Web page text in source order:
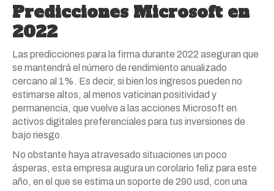
Predicciones Microsoft en
2022
Las predicciones para la firma durante 2022 aseguran que
se mantendrá el número de rendimiento anualizado
cercano al 1%. Es decir, si bien los ingresos pueden no
estimarse altos, al menos vaticinan positividad y
permanencia, que vuelve a las acciones Microsoft en
activos digitales preferenciales para tus inversiones de
bajo riesgo.
No obstante haya atravesado situaciones un poco
ásperas, esta empresa augura un corolario feliz para este
año, en el que se estima un soporte de 290 usd, con una